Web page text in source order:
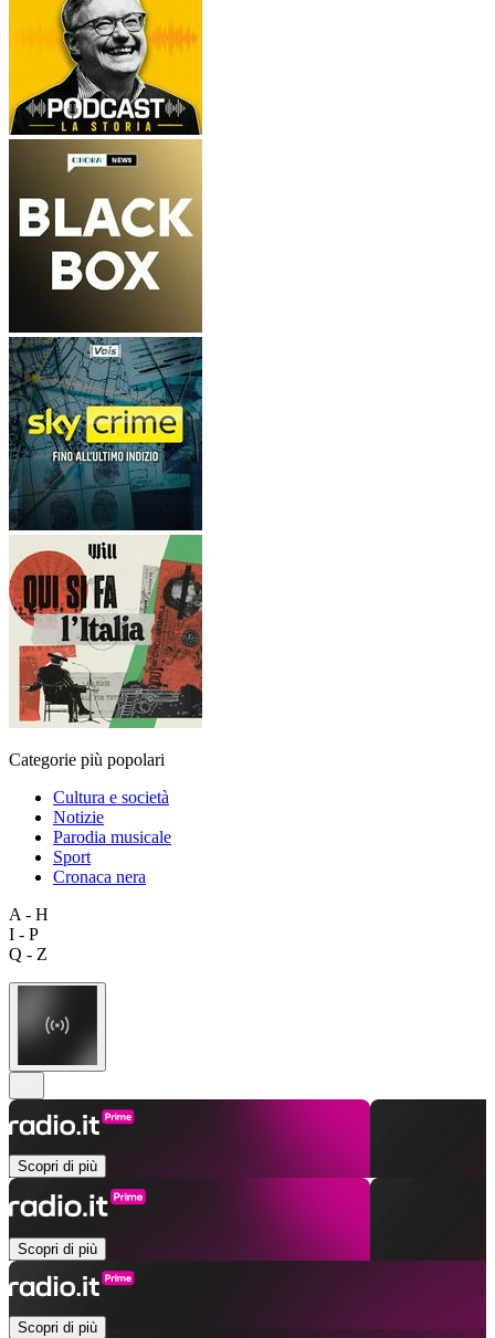
Categorie più popolari
Cultura e società
Notizie
Parodia musicale
Sport
Cronaca nera
A - H
I - P
Q - Z
Scopri di più
Scopri di più
Scopri di più